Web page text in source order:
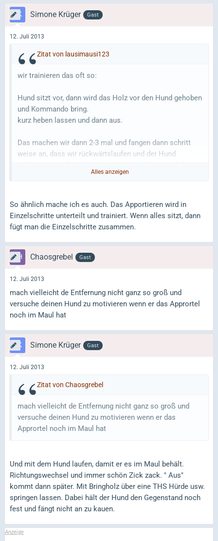
Simone Krüger Gast
12. Juli 2013
Zitat von lausimausi123
wir trainieren das oft so:
Hund sitzt vor, dann wird das Holz vor den Hund gehoben
und Kommando bring.
kurz heben lassen und dann aus.
Das machen wir dann 2-3 mal und fangen dann schritt
weise an, dass wir rückwärtslaufen und der Hund
wird geschmissen, und beim herkommen rennen wir paar
meter rückwärts und lassen dann den Hund vor sitzen.
Natürlich wird immer gut belohnt
Alles anzeigen
So ähnlich mache ich es auch. Das Apportieren wird in
Einzelschritte unterteilt und trainiert. Wenn alles sitzt, dann
fügt man die Einzelschritte zusammen.
Chaosgrebel Gast
12. Juli 2013
mach vielleicht de Entfernung nicht ganz so groß und
versuche deinen Hund zu motivieren wenn er das Apprortel
noch im Maul hat
Simone Krüger Gast
12. Juli 2013
Zitat von Chaosgrebel
mach vielleicht de Entfernung nicht ganz so groß und
versuche deinen Hund zu motivieren wenn er das
Apprortel noch im Maul hat
Und mit dem Hund laufen, damit er es im Maul behält.
Richtungswechsel und immer schön Zick zack. " Aus"
kommt dann später. Mit Bringholz über eine THS Hürde usw.
springen lassen. Dabei hält der Hund den Gegenstand noch
fest und fängt nicht an zu kauen.